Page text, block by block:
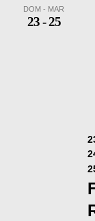
DOM - MAR
23 - 25